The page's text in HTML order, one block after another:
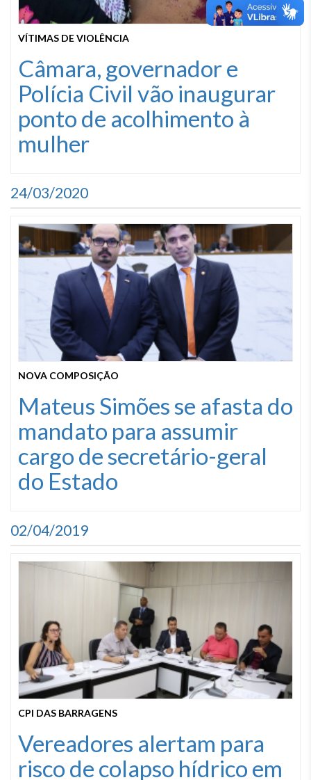
VÍTIMAS DE VIOLÊNCIA
Câmara, governador e
Polícia Civil vão inaugurar
ponto de acolhimento à
mulher
24/03/2020
NOVA COMPOSIÇÃO
Mateus Simões se afasta do
mandato para assumir
cargo de secretário-geral
do Estado
02/04/2019
CPI DAS BARRAGENS
Vereadores alertam para
risco de colapso hídrico em